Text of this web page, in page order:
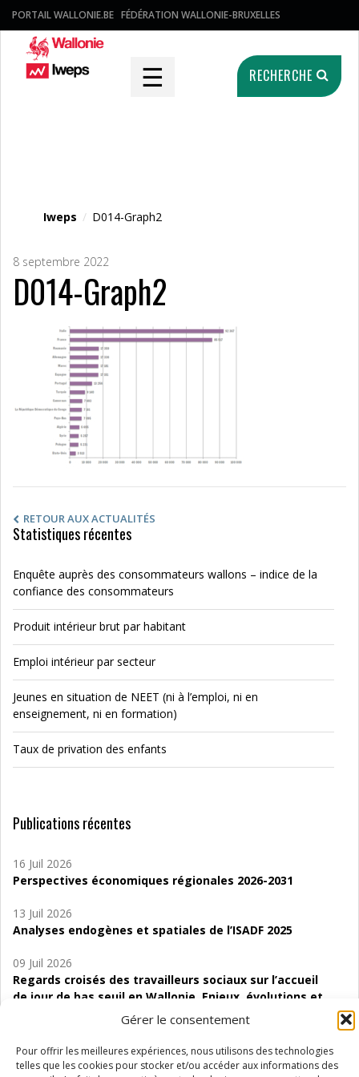
Gérer le consentement
Pour offrir les meilleures expériences, nous utilisons des technologies
telles que les cookies pour stocker et/ou accéder aux informations des
PORTAIL WALLONIE.BE FÉDÉRATION WALLONIE-BRUXELLES
☰ RECHERCHE
Iweps / D014-Graph2
8 septembre 2022
D014-Graph2
RETOUR AUX ACTUALITÉS
Statistiques récentes
Enquête auprès des consommateurs wallons – indice de la
confiance des consommateurs
Produit intérieur brut par habitant
Emploi intérieur par secteur
Jeunes en situation de NEET (ni à l’emploi, ni en
enseignement, ni en formation)
Taux de privation des enfants
Publications récentes
16 Juil 2026
Perspectives économiques régionales 2026-2031
13 Juil 2026
Analyses endogènes et spatiales de l’ISADF 2025
09 Juil 2026
Regards croisés des travailleurs sociaux sur l’accueil
de jour de bas seuil en Wallonie. Enjeux, évolutions et
06 Juil 2026
Étude d’évaluabilité des Structures